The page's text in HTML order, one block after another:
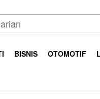
BISNIS OTOMOTIF